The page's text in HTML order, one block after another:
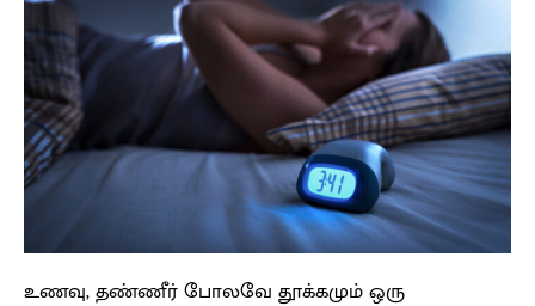
உணவு, தண்ணீர் போலவே தூக்கமும் ஒரு